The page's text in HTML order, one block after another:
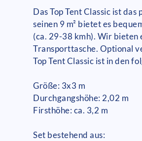
Das Top Tent Classic ist
seinen 9 m² bietet es
(ca. 29-38 kmh). Wir bieten
Transporttasche. Optional
Top Tent Classic ist in den
Größe: 3x3 m
Durchgangshöhe: 2,02 m
Firsthöhe: ca. 3,2 m
Set bestehend aus: